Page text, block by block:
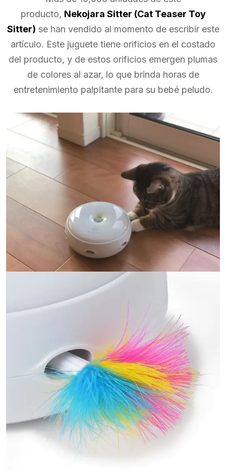
producto, Nekojara Sitter (Cat Teaser Toy
Sitter) se han vendido al momento de escribir este
artículo. Este juguete tiene orificios en el costado
del producto, y de estos orificios emergen plumas
de colores al azar, lo que brinda horas de
entretenimiento palpitante para su bebé peludo.